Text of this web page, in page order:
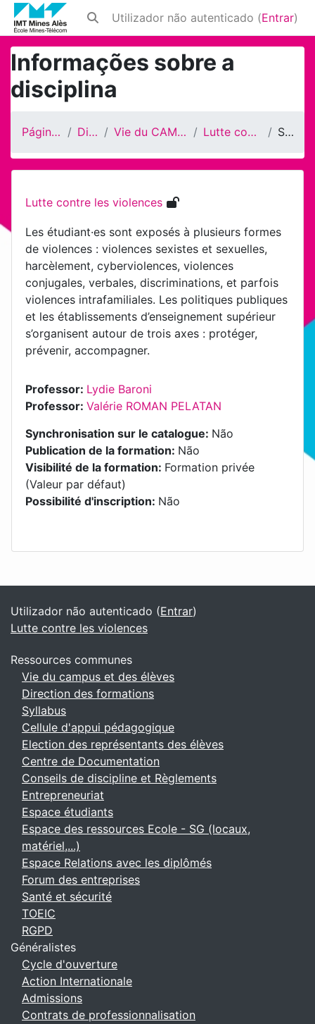
Ir para o conteúdo principal
Alternar a entrada da pesquisa
Utilizador não autenticado (Entrar)
Informações sobre a
disciplina
Página principal Disciplinas Vie du CAMPUS et des ELEVES Lutte contre les violences Sumário
Lutte contre les violences
Les étudiant·es sont exposés à plusieurs formes
de violences : violences sexistes et sexuelles,
harcèlement, cyberviolences, violences
conjugales, verbales, discriminations, et parfois
violences intrafamiliales. Les politiques publiques
et les établissements d’enseignement supérieur
s’organisent autour de trois axes : protéger,
prévenir, accompagner.
Professor: Lydie Baroni
Professor: Valérie ROMAN PELATAN
Synchronisation sur le catalogue: Não
Publication de la formation: Não
Visibilité de la formation: Formation privée
(Valeur par défaut)
Possibilité d'inscription: Não
Blocos adicionais
Utilizador não autenticado (Entrar)
Lutte contre les violences
Ressources communes
Vie du campus et des élèves
Direction des formations
Syllabus
Cellule d'appui pédagogique
Election des représentants des élèves
Centre de Documentation
Conseils de discipline et Règlements
Entrepreneuriat
Espace étudiants
Espace des ressources Ecole - SG (locaux,
matériel,...)
Espace Relations avec les diplômés
Forum des entreprises
Santé et sécurité
TOEIC
RGPD
Généralistes
Cycle d'ouverture
Action Internationale
Admissions
Contrats de professionnalisation